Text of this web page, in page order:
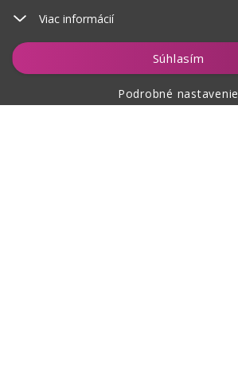
Viac informácií
Súhlasím
Podrobné nastavenie
Vložiť do košíka